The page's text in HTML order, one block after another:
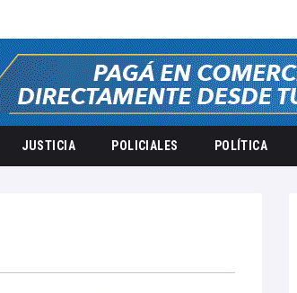
JUSTICIA POLICIALES POLÍTICA